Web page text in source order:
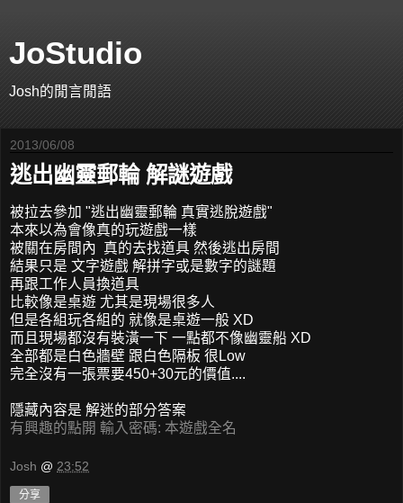
JoStudio
Josh的閒言閒語
2013/06/08
逃出幽靈郵輪 解謎遊戲
被拉去參加 "逃出幽靈郵輪 真實逃脫遊戲"
本來以為會像真的玩遊戲一樣
被關在房間內 真的去找道具 然後逃出房間
結果只是 文字遊戲 解拼字或是數字的謎題
再跟工作人員換道具
比較像是桌遊 尤其是現場很多人
但是各組玩各組的 就像是桌遊一般 XD
而且現場都沒有裝潢一下 一點都不像幽靈船 XD
全部都是白色牆壁 跟白色隔板 很Low
完全沒有一張票要450+30元的價值....
隱藏內容是 解迷的部分答案
有興趣的點開 輸入密碼: 本遊戲全名
Josh @ 23:52
分享